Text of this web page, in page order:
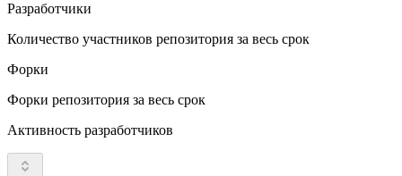
Разработчики
Количество участников репозитория за весь срок
Форки
Форки репозитория за весь срок
Активность разработчиков